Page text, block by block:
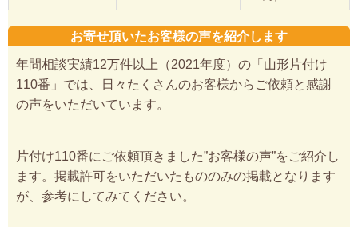
お寄せ頂いたお客様の声を紹介します
年間相談実績12万件以上（2021年度）の「山形片付け
110番」では、日々たくさんのお客様からご依頼と感謝
の声をいただいています。
片付け110番にご依頼頂きました”お客様の声”をご紹介し
ます。掲載許可をいただいたもののみの掲載となります
が、参考にしてみてください。